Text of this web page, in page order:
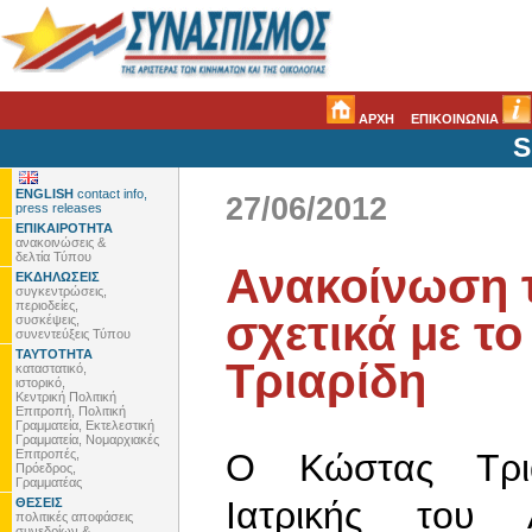
ΑΡΧΗ ΕΠΙΚΟΙΝΩΝΙΑ
ENGLISH contact info,
press releases
ΕΠΙΚΑΙΡΟΤΗΤΑ
ανακοινώσεις &
δελτία Τύπου
ΕΚΔΗΛΩΣΕΙΣ
συγκεντρώσεις,
περιοδείες,
συσκέψεις,
συνεντεύξεις Τύπου
ΤΑΥΤΟΤΗΤΑ
καταστατικό,
ιστορικό,
Κεντρική Πολιτική
Επιτροπή, Πολιτική
Γραμματεία, Εκτελεστική
Γραμματεία, Νομαρχιακές
Επιτροπές,
Πρόεδρος,
Γραμματέας
ΘΕΣΕΙΣ
πολιτικές αποφάσεις
27/06/2012
Ανακοίνωση
σχετικά με
Τριαρίδη
Ο Κώστας
Ιατρικής του